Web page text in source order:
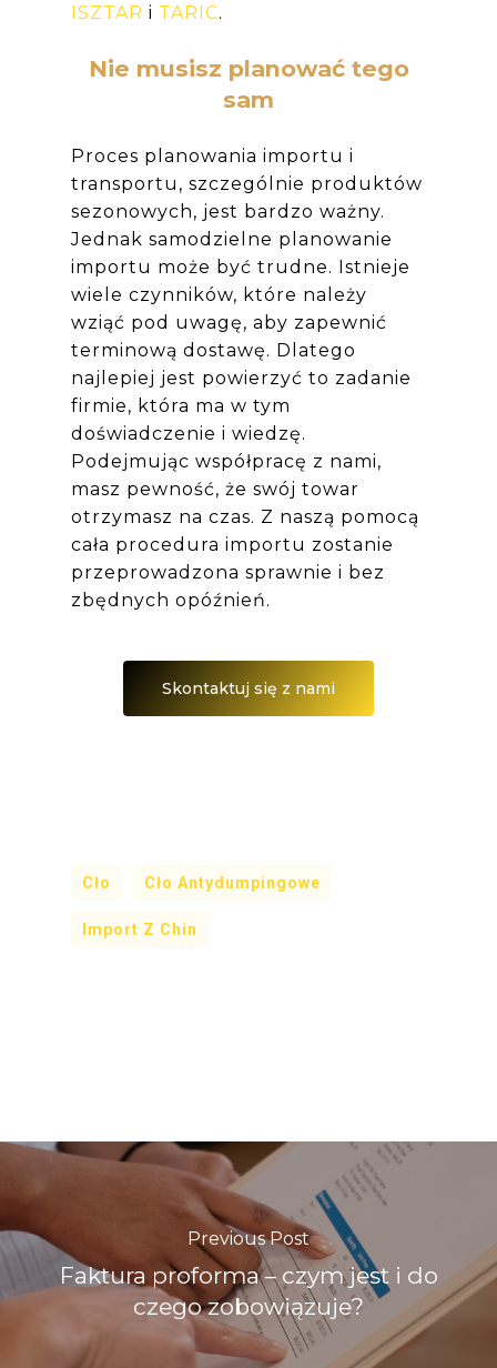
ISZTAR i TARIC.
Nie musisz planować tego
sam
Proces planowania importu i
transportu, szczególnie produktów
sezonowych, jest bardzo ważny.
Jednak samodzielne planowanie
importu może być trudne. Istnieje
wiele czynników, które należy
wziąć pod uwagę, aby zapewnić
terminową dostawę. Dlatego
najlepiej jest powierzyć to zadanie
firmie, która ma w tym
doświadczenie i wiedzę.
Podejmując współpracę z nami,
masz pewność, że swój towar
otrzymasz na czas. Z naszą pomocą
cała procedura importu zostanie
przeprowadzona sprawnie i bez
zbędnych opóźnień.
Skontaktuj się z nami
Cło Cło Antydumpingowe
Import Z Chin
Previous Post
Faktura proforma – czym jest i do
czego zobowiązuje?